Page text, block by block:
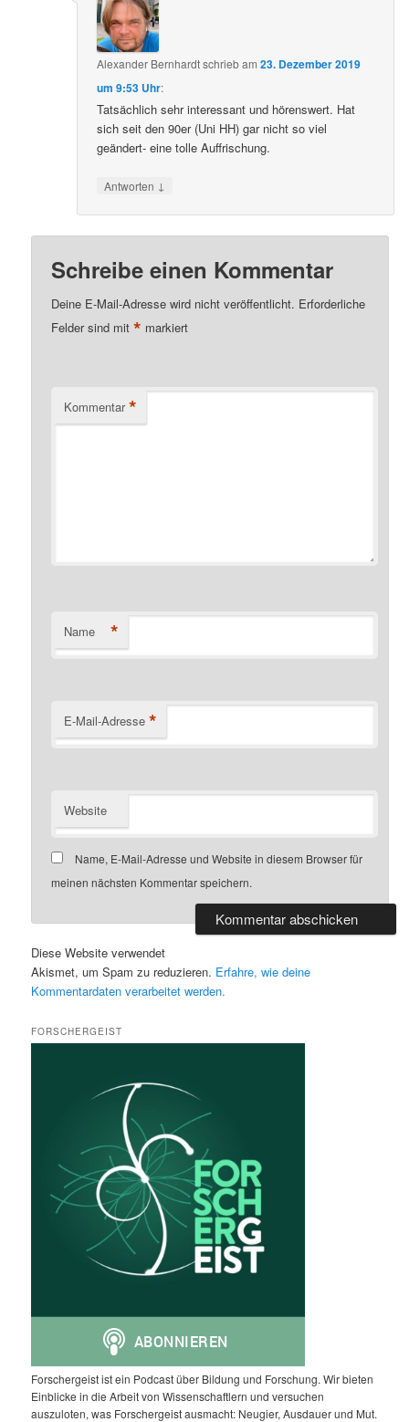
Alexander Bernhardtschriebam23. Dezember 2019
um 9:53 Uhr:
Tatsächlich sehr interessant und hörenswert. Hat
sich seit den 90er (Uni HH) gar nicht so viel
geändert- eine tolle Auffrischung.
Antworten ↓
Schreibe einen Kommentar
Deine E-Mail-Adresse wird nicht veröffentlicht. Erforderliche
Felder sind mit* markiert
Kommentar *
Name *
E-Mail-Adresse *
Website
Name, E-Mail-Adresse und Website in diesem Browser für
meinen nächsten Kommentar speichern.
Diese Website verwendet
Akismet, um Spam zu reduzieren. Erfahre, wie deine
Kommentardaten verarbeitet werden.
FORSCHERGEIST
Forschergeist ist ein Podcast über Bildung und Forschung. Wir bieten
Einblicke in die Arbeit von Wissenschaftlern und versuchen
auszuloten, was Forschergeist ausmacht: Neugier, Ausdauer und Mut.